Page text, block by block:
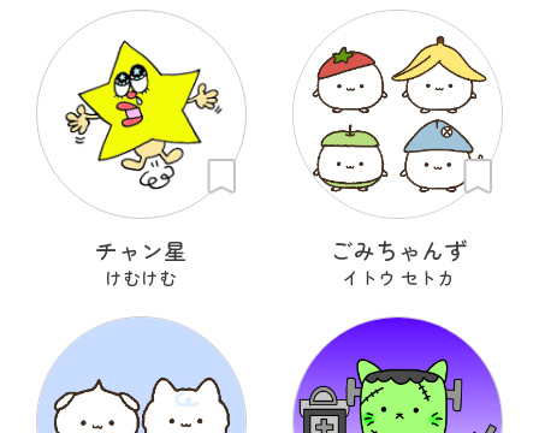
チャン星
けむけむ
ごみちゃんず
イトウ セトカ